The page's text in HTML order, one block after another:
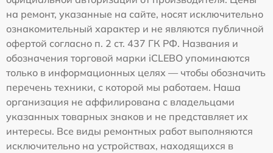
на ремонт, указанные на сайте, носят исключительно
ознакомительный характер и не являются публичной
офертой согласно п. 2 ст. 437 ГК РФ. Названия и
обозначения торговой марки iCLEBO упоминаются
только в информационных целях — чтобы обозначить
перечень техники, с которой мы работаем. Наша
организация не аффилирована с владельцами
указанных товарных знаков и не представляет их
интересы. Все виды ремонтных работ выполняются
исключительно на устройствах, находящихся в